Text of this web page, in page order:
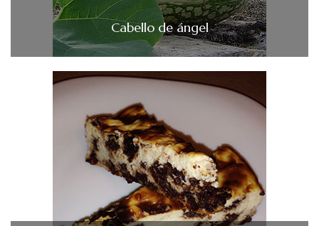
Cabello de ángel